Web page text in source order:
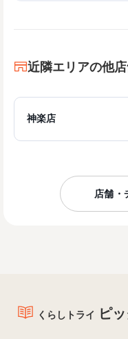
近隣エリアの他
神楽店
店舗・
くらしトライ ピ